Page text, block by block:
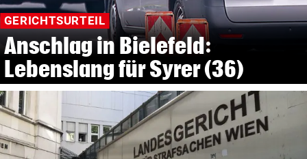
GERICHTSURTEIL
Anschlag in Bielefeld:
Lebenslang für Syrer (36)